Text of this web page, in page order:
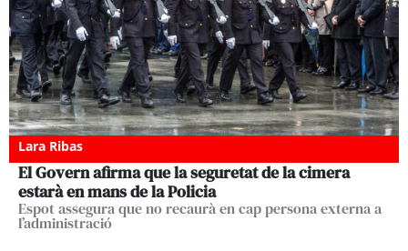
Lara Ribas
El Govern afirma que la seguretat de la cimera
estarà en mans de la Policia
Espot assegura que no recaurà en cap persona externa a
l’administració